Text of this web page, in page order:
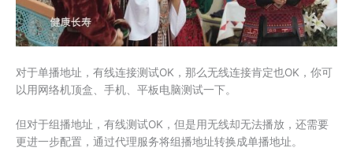
对于单播地址，有线连接测试OK，那么无线连接肯定也OK，你可
以用网络机顶盒、手机、平板电脑测试一下。
但对于组播地址，有线测试OK，但是用无线却无法播放，还需要
更进一步配置，通过代理服务将组播地址转换成单播地址。